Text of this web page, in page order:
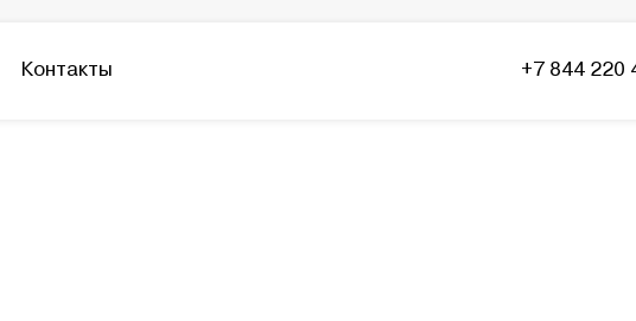
Контакты +7 844 220